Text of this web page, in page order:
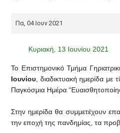
Πα, 04 Ιουν 2021
Κυριακή, 13 Ιουνίου 2021
Το Επιστημονικό Τμήμα
Ιουνίου , διαδικτυακή ημερίδα με
Παγκόσμια Ημέρα
Στην ημερίδα θα συμμετέχουν
την εποχή της πανδημίας, τα